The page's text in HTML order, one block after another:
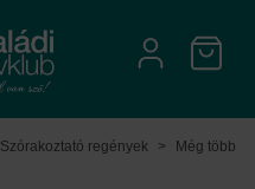
Szórakoztató regények >
Még több